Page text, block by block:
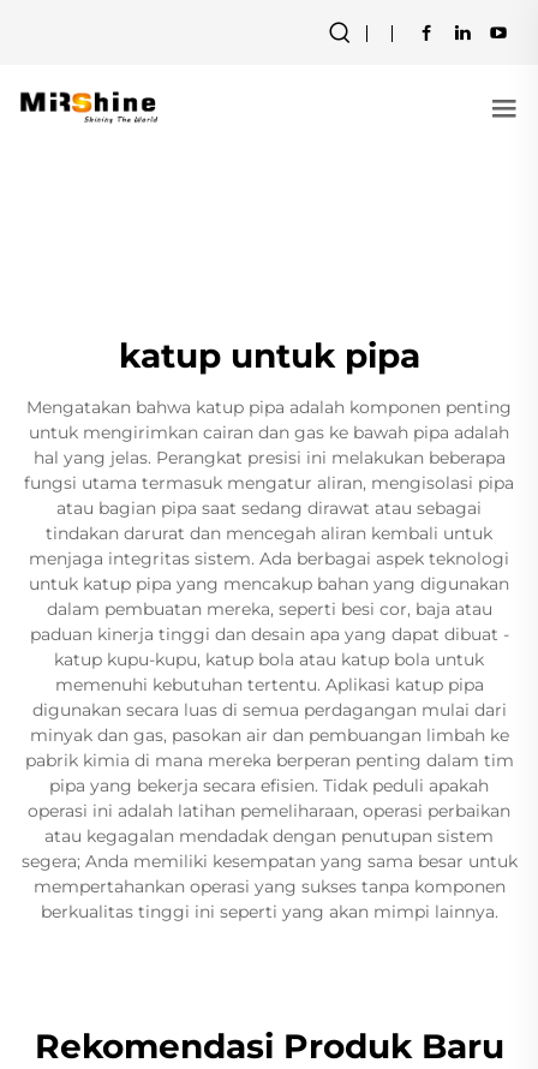
katup untuk pipa
Mengatakan bahwa katup pipa adalah komponen penting
untuk mengirimkan cairan dan gas ke bawah pipa adalah
hal yang jelas. Perangkat presisi ini melakukan beberapa
fungsi utama termasuk mengatur aliran, mengisolasi pipa
atau bagian pipa saat sedang dirawat atau sebagai
tindakan darurat dan mencegah aliran kembali untuk
menjaga integritas sistem. Ada berbagai aspek teknologi
untuk katup pipa yang mencakup bahan yang digunakan
dalam pembuatan mereka, seperti besi cor, baja atau
paduan kinerja tinggi dan desain apa yang dapat dibuat -
katup kupu-kupu, katup bola atau katup bola untuk
memenuhi kebutuhan tertentu. Aplikasi katup pipa
digunakan secara luas di semua perdagangan mulai dari
minyak dan gas, pasokan air dan pembuangan limbah ke
pabrik kimia di mana mereka berperan penting dalam tim
pipa yang bekerja secara efisien. Tidak peduli apakah
operasi ini adalah latihan pemeliharaan, operasi perbaikan
atau kegagalan mendadak dengan penutupan sistem
segera; Anda memiliki kesempatan yang sama besar untuk
mempertahankan operasi yang sukses tanpa komponen
berkualitas tinggi ini seperti yang akan mimpi lainnya.
Rekomendasi Produk Baru